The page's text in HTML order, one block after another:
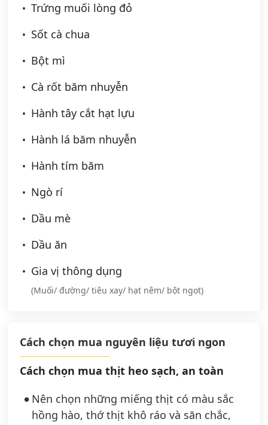
Trứng muối lòng đỏ
Sốt cà chua
Bột mì
Cà rốt băm nhuyễn
Hành tây cắt hạt lựu
Hành lá băm nhuyễn
Hành tím băm
Ngò rí
Dầu mè
Dầu ăn
Gia vị thông dụng
(Muối/ đường/ tiêu xay/ hạt nêm/ bột ngọt)
Cách chọn mua nguyên liệu tươi ngon
Cách chọn mua thịt heo sạch, an toàn
Nên chọn những miếng thịt có màu sắc
hồng hào, thớ thịt khô ráo và săn chắc,